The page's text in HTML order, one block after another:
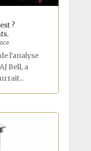
?
l'analyse
Bell, a